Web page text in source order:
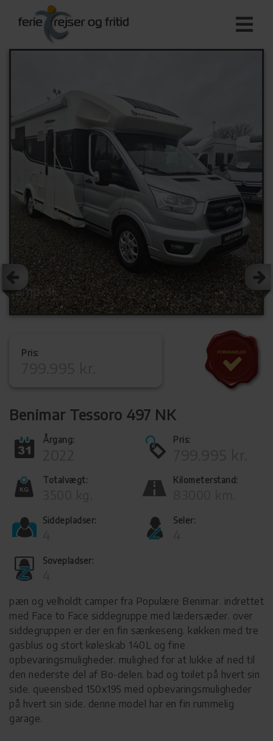
Pris:
Benimar Tessoro 497 NK
Årgang: Pris:
Totalvægt: Kilometerstand:
Siddepladser: Seler:
Sovepladser:
pæn og velholdt camper fra Populære Benimar. indrettet
med Face to Face siddegruppe med lædersæder. over
siddegruppen er der en fin sænkeseng. køkken med tre
gasblus og stort køleskab 140L og fine
opbevaringsmuligheder. mulighed for at lukke af ned til
den nederste del af Bo-delen. bad og toilet på hvert sin
side. queensbed 150x195 med opbevaringsmuligheder
på hvert sin side. denne model har en fin rummelig
garage.